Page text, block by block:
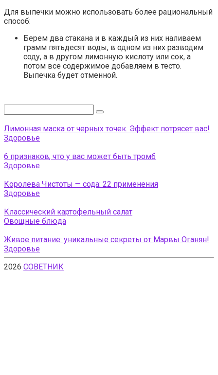
Для выпечки можно использовать более рациональный
способ:
Берем два стакана и в каждый из них наливаем
грамм пятьдесят воды, в одном из них разводим
соду, а в другом лимонную кислоту или сок, а
потом все содержимое добавляем в тесто.
Выпечка будет отменной.
Лимонная маска от черных точек. Эффект потрясет вас!
Здоровье
6 признаков, что у вас может быть тромб
Здоровье
Королева Чистоты — сода: 22 применения
Здоровье
Классический картофельный салат
Овощные блюда
Живое питание: уникальные секреты от Марвы Оганян!
Здоровье
2026 СОВЕТНИК